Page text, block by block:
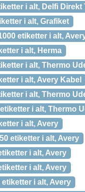
i alt, Delfi
i alt, Grafiket
etiketter i alt,
i alt, Herma
i alt, Thermo
i alt, Avery Kabel
i alt, Thermo
i alt, Thermo
i alt, Avery
etiketter i alt, Avery
i alt, Avery
i alt, Avery
etiketter i alt, Avery